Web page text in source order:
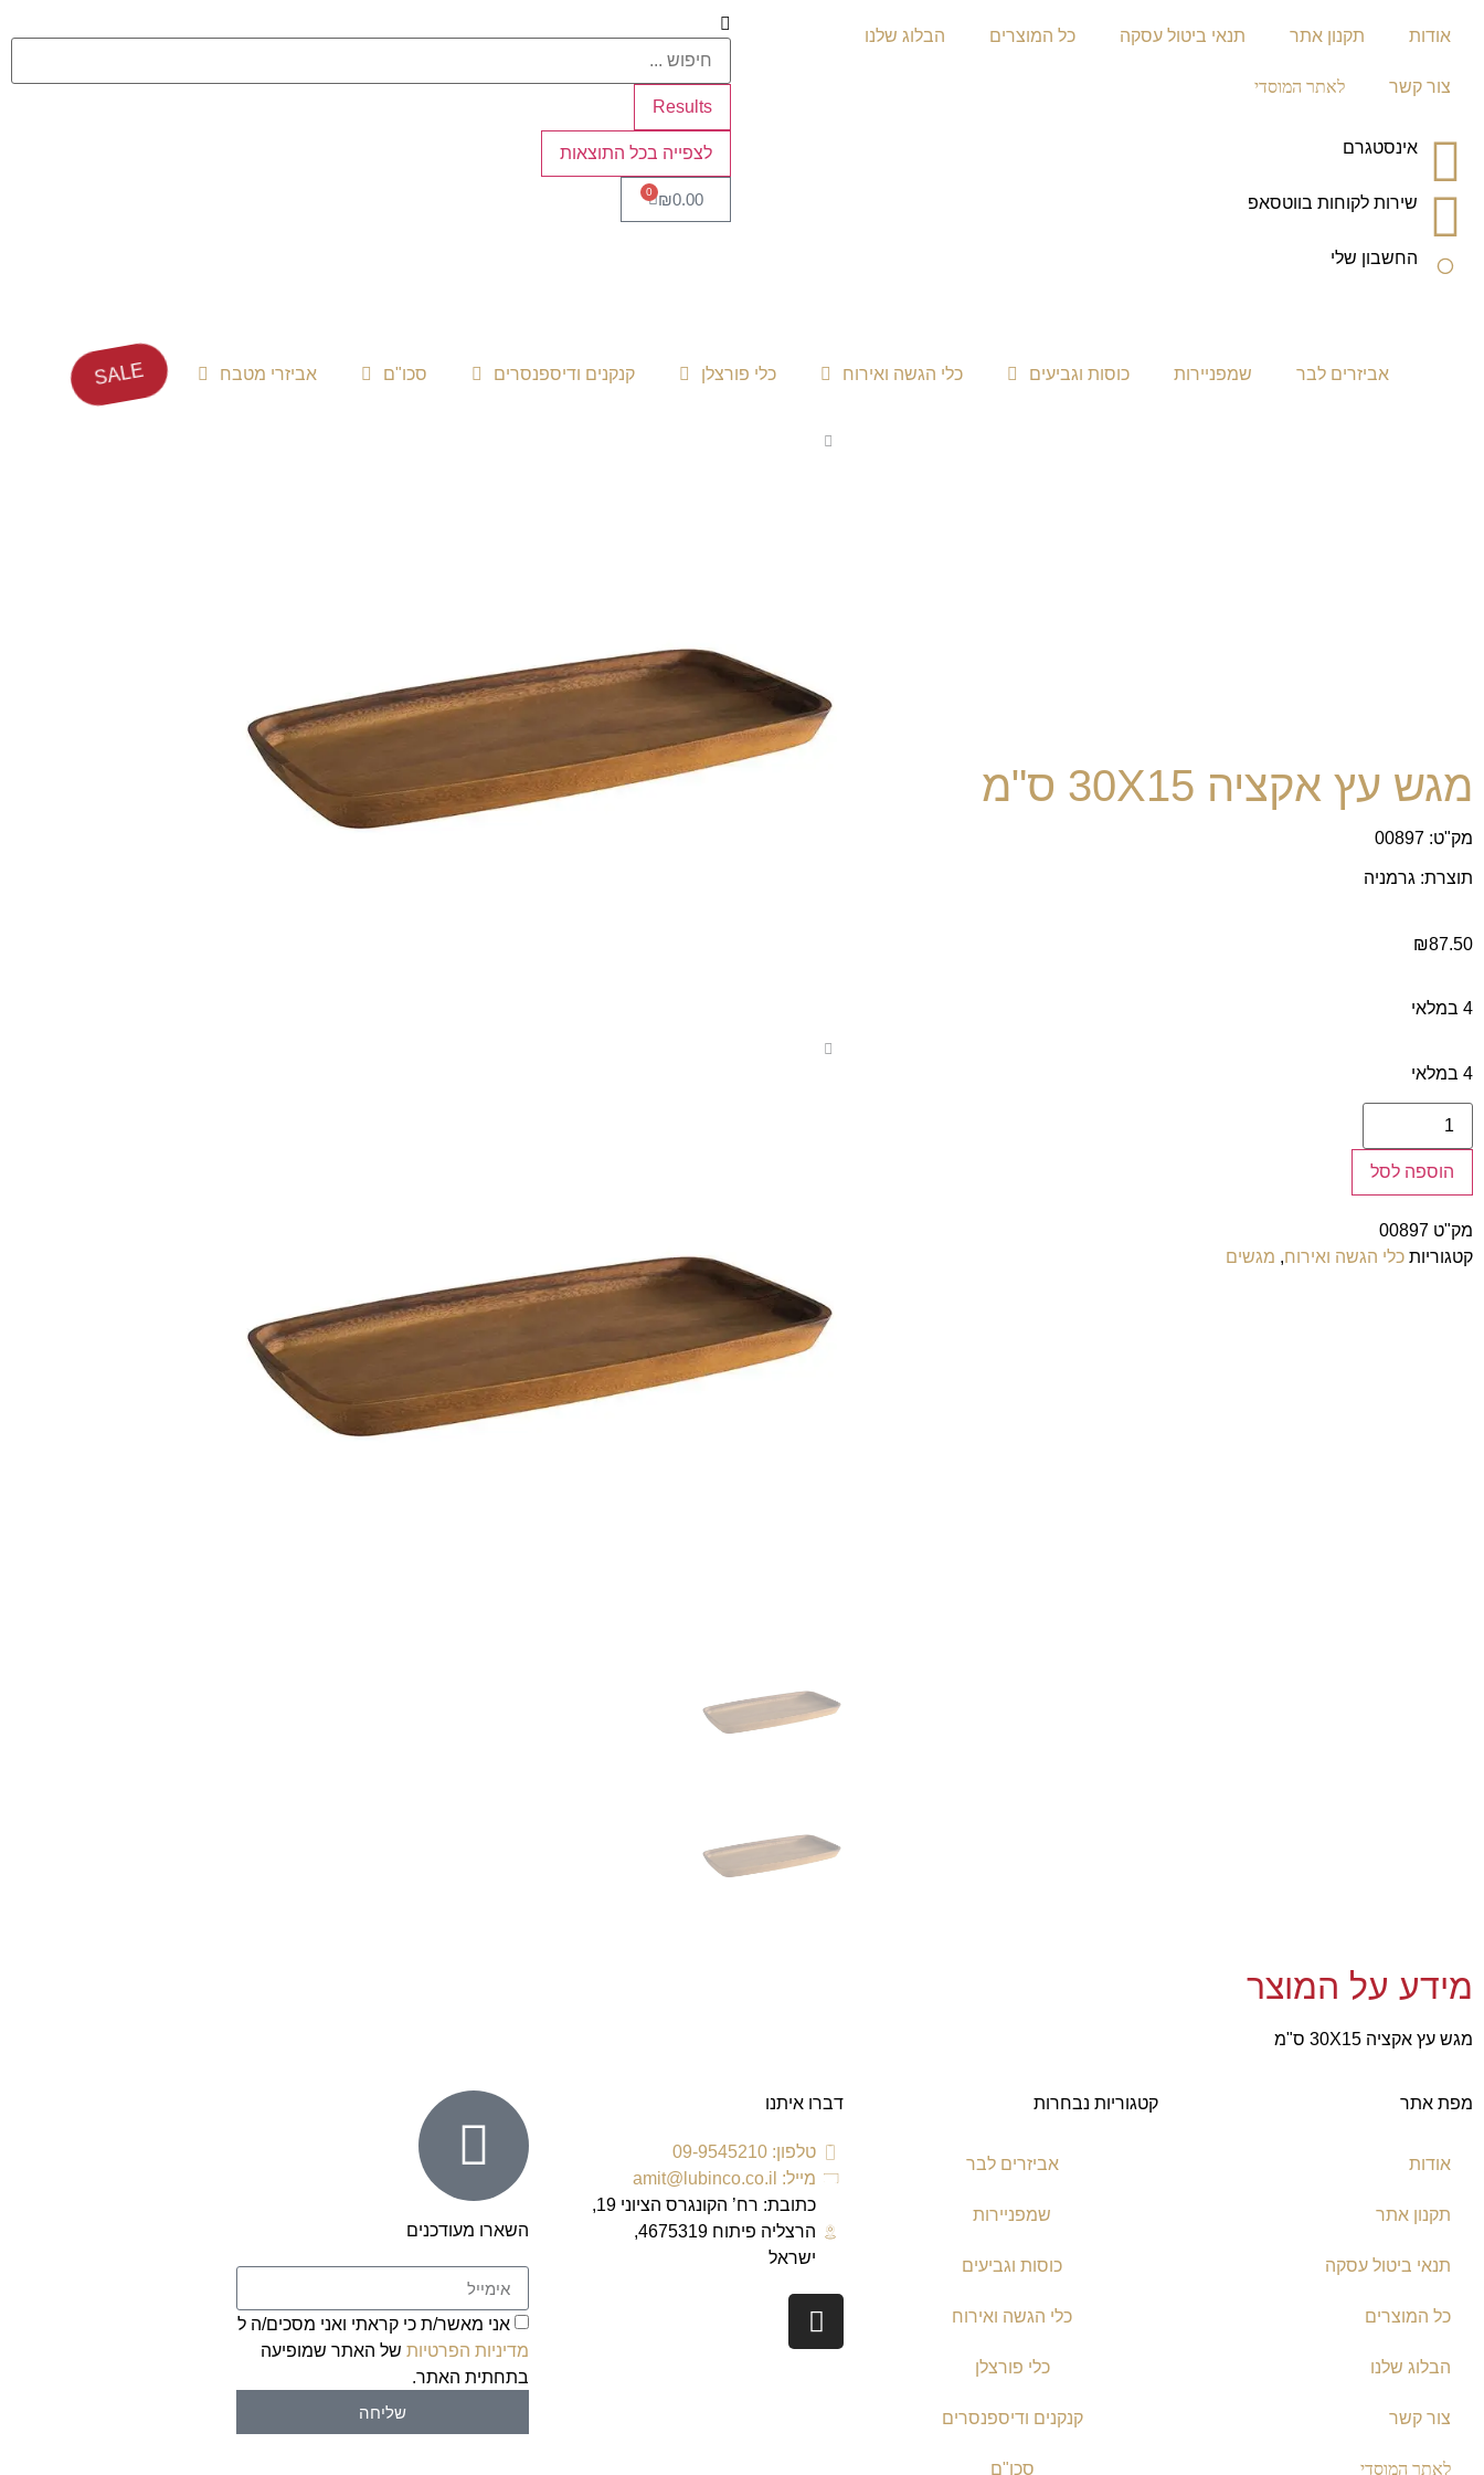
אודות תקנון אתר תנאי ביטול עסקה כל המוצרים הבלוג שלנו
צור קשר לאתר המוסדי
אינסטגרם
שירות לקוחות בווטסאפ
החשבון שלי
Results
לצפייה בכל התוצאות
₪0.00
0
אביזרים לבר שמפניירות כוסות וגביעים כלי הגשה ואירוח כלי פורצלן קנקנים ודיספנסרים סכו"ם אביזרי מטבח SALE
מגש עץ אקציה 30X15 ס"מ
מק"ט: 00897
תוצרת: גרמניה
₪87.50
4 במלאי
4 במלאי
הוספה לסל
מק"ט 00897
קטגוריות כלי הגשה ואירוח, מגשים
מידע על המוצר
מגש עץ אקציה 30X15 ס"מ
מפת אתר
אודות
תקנון אתר
תנאי ביטול עסקה
כל המוצרים
הבלוג שלנו
צור קשר
לאתר המוסדי
קטגוריות נבחרות
אביזרים לבר
שמפניירות
כוסות וגביעים
כלי הגשה ואירוח
כלי פורצלן
קנקנים ודיספנסרים
סכו"ם
דברו איתנו
טלפון: 09-9545210
מייל: amit@lubinco.co.il
כתובת: רח’ הקונגרס הציוני 19,
הרצליה פיתוח 4675319,
ישראל
השארו מעודכנים
אני מאשר/ת כי קראתי ואני מסכים/ה ל
מדיניות הפרטיות של האתר שמופיעה
בתחתית האתר.
שליחה